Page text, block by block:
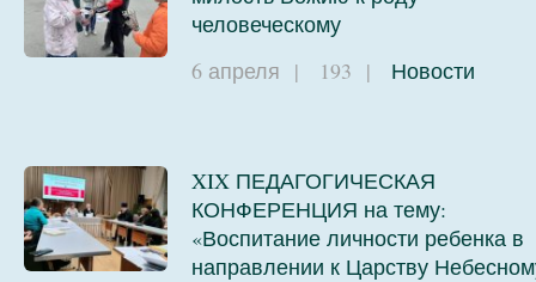
человеческому
6 апреля | 193 | Новости
XIX ПЕДАГОГИЧЕСКАЯ
КОНФЕРЕНЦИЯ на тему:
«Воспитание личности ребенка в
направлении к Царству